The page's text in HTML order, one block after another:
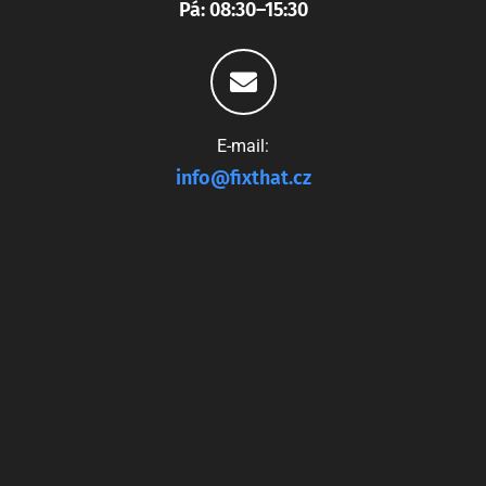
Pá: 08:30–15:30
E-mail:
info@fixthat.cz